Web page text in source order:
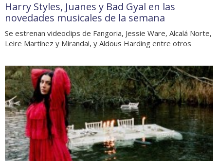
Harry Styles, Juanes y Bad Gyal en las
novedades musicales de la semana
Se estrenan videoclips de Fangoria, Jessie Ware, Alcalá Norte,
Leire Martínez y Miranda!, y Aldous Harding entre otros